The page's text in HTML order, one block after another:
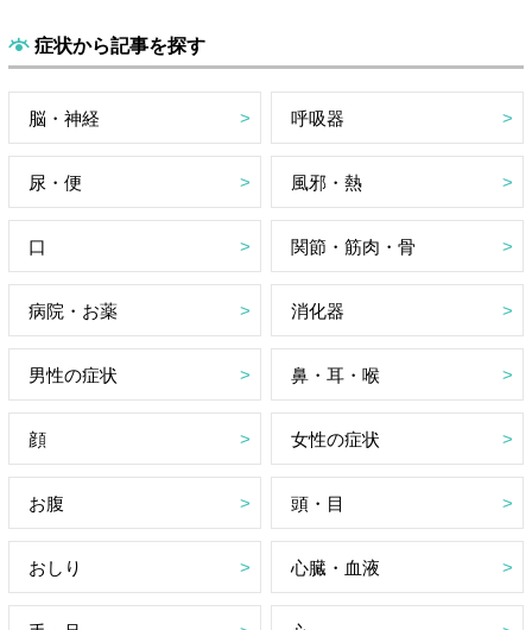
症状から記事を探す
脳・神経 呼吸器
尿・便 風邪・熱
口 関節・筋肉・骨
病院・お薬 消化器
男性の症状 鼻・耳・喉
顔 女性の症状
お腹 頭・目
おしり 心臓・血液